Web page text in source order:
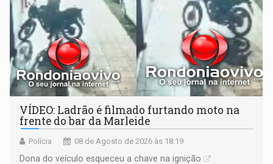
VÍDEO: Ladrão é filmado furtando moto na
frente do bar da Marleide
Polícia 08 de Agosto de 2026 às 18:19
Dona do veículo esqueceu a chave na ignição